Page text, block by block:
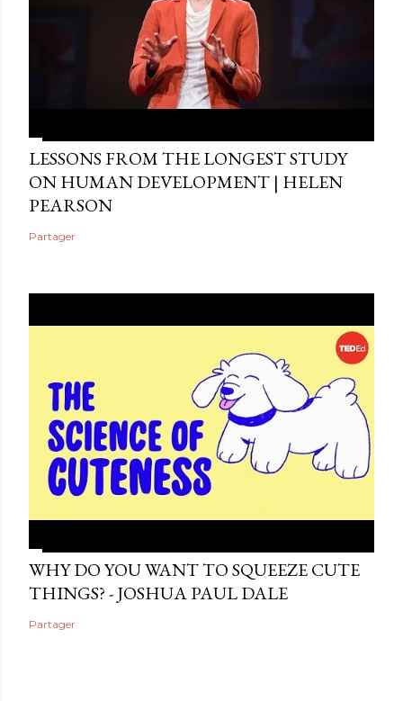
LESSONS FROM THE LONGEST STUDY
ON HUMAN DEVELOPMENT | HELEN
PEARSON
Partager
WHY DO YOU WANT TO SQUEEZE CUTE
THINGS? - JOSHUA PAUL DALE
Partager